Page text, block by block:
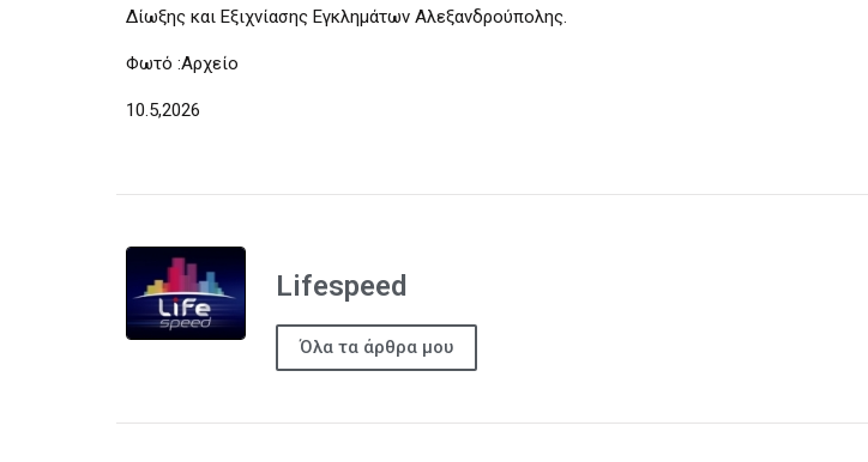
Δίωξης και Εξιχνίασης Εγκλημάτων Αλεξανδρούπολης.
Φωτό :Αρχείο
10.5,2026
Lifespeed
Όλα τα άρθρα μου